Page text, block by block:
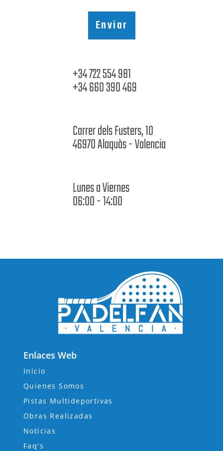
Enviar
+34 722 554 981
+34 660 390 469
Carrer dels Fusters, 10
46970 Alaquàs - Valencia
Lunes a Viernes
06:00 - 14:00
Enlaces Web
Inicio
Quienes Somos
Pistas Multideportivas
Obras Realizadas
Noticias
Faq's